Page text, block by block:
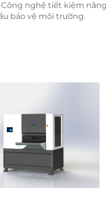
Công nghệ tiết kiệm
bảo vệ môi trường.